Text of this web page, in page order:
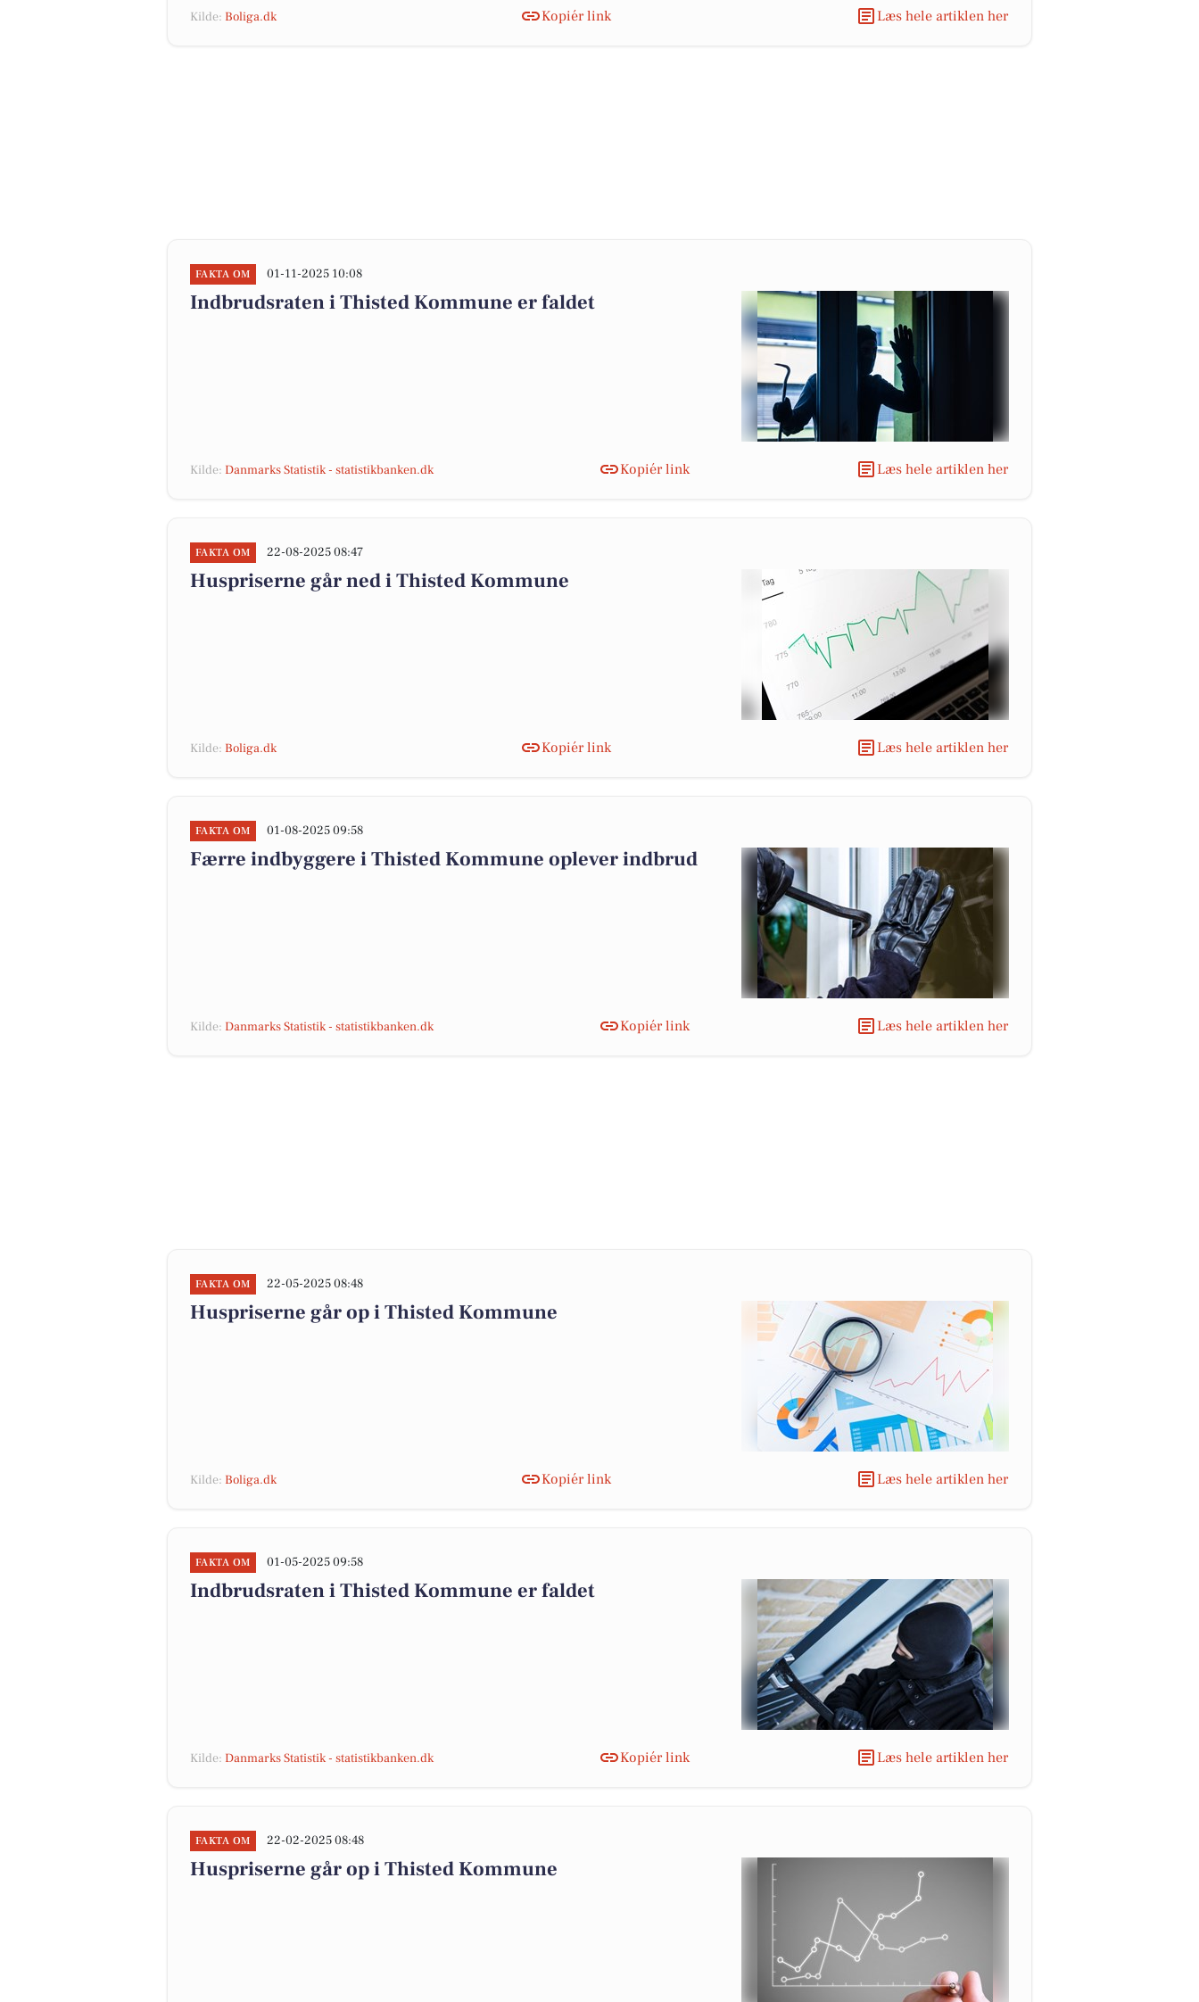
Kilde: Boliga.dk Kopiér link Læs hele artiklen her
FAKTA OM 01-11-2025 10:08
Indbrudsraten i Thisted Kommune er faldet
Kilde: Danmarks Statistik - statistikbanken.dk Kopiér link Læs hele artiklen her
FAKTA OM 22-08-2025 08:47
Huspriserne går ned i Thisted Kommune
Kilde: Boliga.dk Kopiér link Læs hele artiklen her
FAKTA OM 01-08-2025 09:58
Færre indbyggere i Thisted Kommune oplever indbrud
Kilde: Danmarks Statistik - statistikbanken.dk Kopiér link Læs hele artiklen her
FAKTA OM 22-05-2025 08:48
Huspriserne går op i Thisted Kommune
Kilde: Boliga.dk Kopiér link Læs hele artiklen her
FAKTA OM 01-05-2025 09:58
Indbrudsraten i Thisted Kommune er faldet
Kilde: Danmarks Statistik - statistikbanken.dk Kopiér link Læs hele artiklen her
FAKTA OM 22-02-2025 08:48
Huspriserne går op i Thisted Kommune